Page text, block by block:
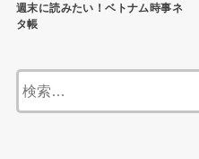
週末に読みたい！ベトナム時事ネ
タ帳